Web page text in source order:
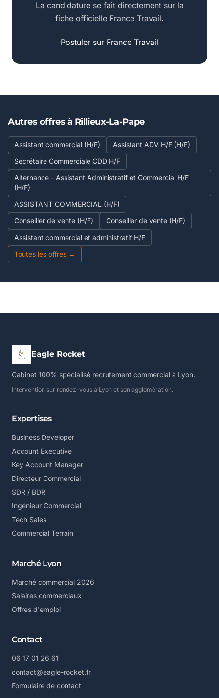
La candidature se fait directement sur la
fiche officielle France Travail.
Postuler sur France Travail
Autres offres à Rillieux-La-Pape
Assistant commercial (H/F)
Assistant ADV H/F (H/F)
Secrétaire Commerciale CDD H/F
Alternance - Assistant Administratif et Commercial H/F
(H/F)
ASSISTANT COMMERCIAL (H/F)
Conseiller de vente (H/F)
Conseiller de vente (H/F)
Assistant commercial et administratif H/F
Toutes les offres →
Eagle Rocket
Cabinet 100% spécialisé recrutement commercial à Lyon.
Intervention sur rendez-vous à Lyon et son agglomération.
Expertises
Business Developer
Account Executive
Key Account Manager
Directeur Commercial
SDR / BDR
Ingénieur Commercial
Tech Sales
Commercial Terrain
Marché Lyon
Marché commercial 2026
Salaires commerciaux
Offres d'emploi
Contact
06 17 01 26 61
contact@eagle-rocket.fr
Formulaire de contact